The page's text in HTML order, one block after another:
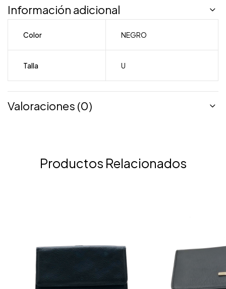
Información adicional
Color NEGRO
Talla U
Valoraciones (0)
Productos Relacionados